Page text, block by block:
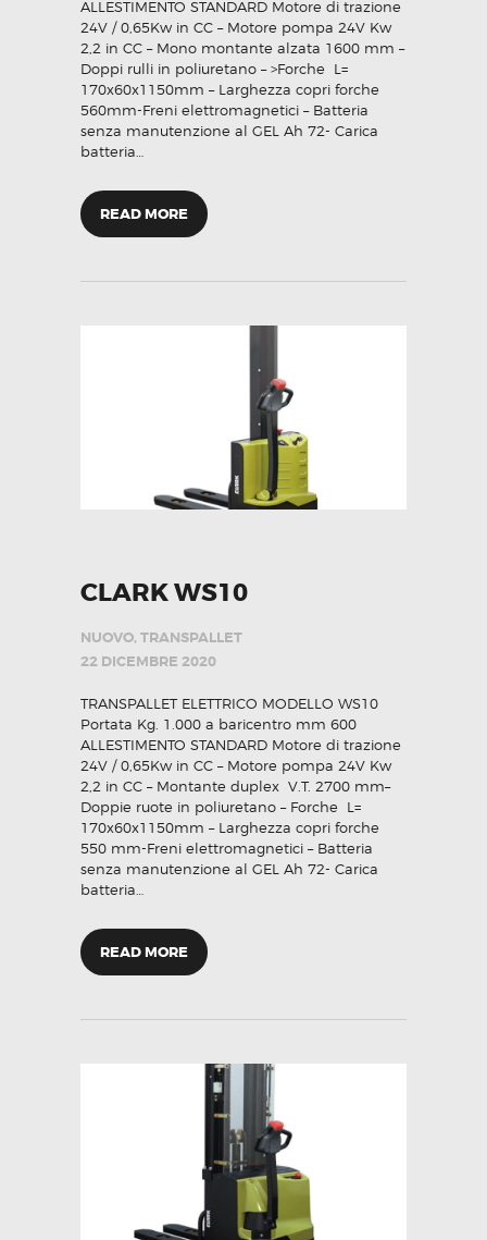
ALLESTIMENTO STANDARD Motore di trazione
24V / 0,65Kw in CC – Motore pompa 24V Kw
2,2 in CC – Mono montante alzata 1600 mm –
Doppi rulli in poliuretano – >Forche L=
170x60x1150mm – Larghezza copri forche
560mm-Freni elettromagnetici – Batteria
senza manutenzione al GEL Ah 72- Carica
batteria…
READ MORE
CLARK WS10
NUOVO, TRANSPALLET
22 DICEMBRE 2020
TRANSPALLET ELETTRICO MODELLO WS10
Portata Kg. 1.000 a baricentro mm 600
ALLESTIMENTO STANDARD Motore di trazione
24V / 0,65Kw in CC – Motore pompa 24V Kw
2,2 in CC – Montante duplex V.T. 2700 mm–
Doppie ruote in poliuretano – Forche L=
170x60x1150mm – Larghezza copri forche
550 mm-Freni elettromagnetici – Batteria
senza manutenzione al GEL Ah 72- Carica
batteria…
READ MORE